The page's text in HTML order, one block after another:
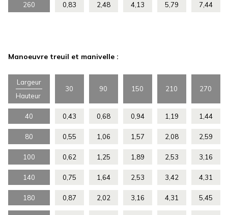
260 0,83 2,48 4,13 5,79 7,44
Manoeuvre treuil et manivelle :
Largeur
Hauteur
30 90 150 210 270
40 0,43 0,68 0,94 1,19 1,44
80 0,55 1,06 1,57 2,08 2,59
100 0,62 1,25 1,89 2,53 3,16
140 0,75 1,64 2,53 3,42 4,31
180 0,87 2,02 3,16 4,31 5,45